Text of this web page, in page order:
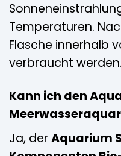
Temperaturen.
Flasche innerhalb
verbraucht werden.
Kann ich den
Ja, der Aquarium